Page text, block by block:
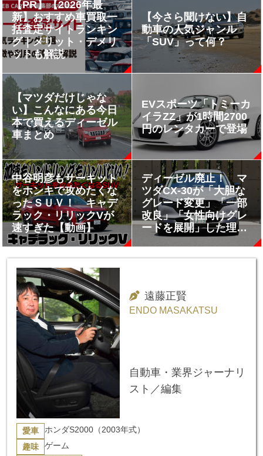
【PR】【2026年最
新】おすすめ車買取一
括査定サイトランキン
グ｜メリット・デメリ
ットも解説
【今さら聞けない】自
動車の人気ジャンル
「SUV」って何？
【マツダだけじゃな
い】こんなにある今日
本で買えるディーゼル
車まとめ
EVスポーツ「トミーカ
イラZZ」が1時間2700
円のレンタカーで登場
中谷明彦もサーキット
をホンキで攻めたくな
ったＳＵＶ！ キャデ
ラック・リリックVが
速すぎた【動画】
ディーゼル廃止！ マ
ツダCX-30が「大胆な
グレード変更」「一部
改良」「女性向けグレ
ードを展開」した理由
とは？
遠藤正賢
ENDO MASAKATSU
自動車・業界ジャーナリ
スト／編集
愛車 ホンダS2000（2003年式）
趣味 ゲーム